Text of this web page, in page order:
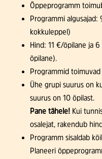
Õppeprogramm
Programmi
kokkuleppel)
Hind: 11 €/õpilane ja
õpilane).
Programmid toimuvad
Ühe grupi suurus on
suurus on 10 õpilast.
Pane tähele!Kui
osalejat, rakendub
Programm sisaldab
Planeeri